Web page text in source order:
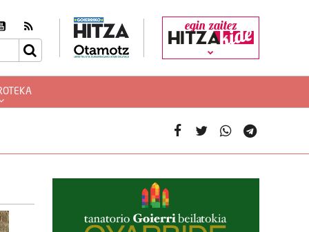
egin zaitez